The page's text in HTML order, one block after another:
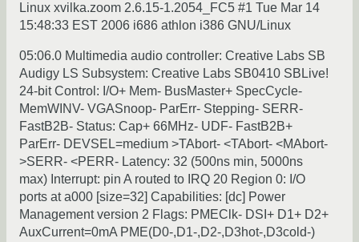
Linux xvilka.zoom 2.6.15-1.2054_FC5 #1 Tue Mar 14
15:48:33 EST 2006 i686 athlon i386 GNU/Linux
05:06.0 Multimedia audio controller: Creative Labs SB
Audigy LS Subsystem: Creative Labs SB0410 SBLive!
24-bit Control: I/O+ Mem- BusMaster+ SpecCycle-
MemWINV- VGASnoop- ParErr- Stepping- SERR-
FastB2B- Status: Cap+ 66MHz- UDF- FastB2B+
ParErr- DEVSEL=medium >TAbort- <TAbort- <MAbort-
>SERR- <PERR- Latency: 32 (500ns min, 5000ns
max) Interrupt: pin A routed to IRQ 20 Region 0: I/O
ports at a000 [size=32] Capabilities: [dc] Power
Management version 2 Flags: PMEClk- DSI+ D1+ D2+
AuxCurrent=0mA PME(D0-,D1-,D2-,D3hot-,D3cold-)